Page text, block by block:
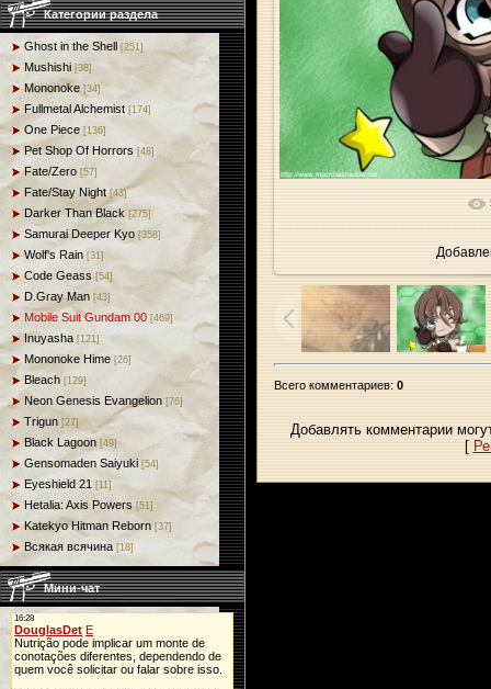
Категории раздела
Ghost in the Shell [251]
Mushishi [38]
Mononoke [34]
Fullmetal Alchemist [174]
One Piece [136]
Pet Shop Of Horrors [48]
Fate/Zero [57]
Fate/Stay Night [43]
Darker Than Black [275]
Samurai Deeper Kyo [358]
Wolf's Rain [31]
Code Geass [54]
D.Gray Man [43]
Mobile Suit Gundam 00 [469]
Inuyasha [121]
Mononoke Hime [26]
Bleach [129]
Neon Genesis Evangelion [76]
Trigun [27]
Black Lagoon [49]
Gensomaden Saiyuki [54]
Eyeshield 21 [11]
Hetalia: Axis Powers [51]
Katekyo Hitman Reborn [37]
Всякая всячина [18]
Мини-чат
В
Всего комментариев: 0
Добавлять комментарии
[